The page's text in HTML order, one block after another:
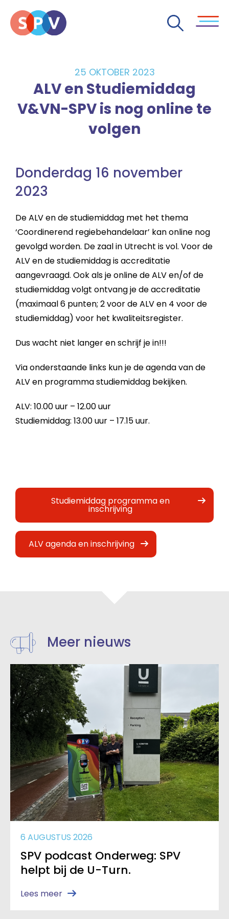
25 OKTOBER 2023
ALV en Studiemiddag
V&VN-SPV is nog online te
volgen
Donderdag 16 november
2023
De ALV en de studiemiddag met het thema
‘Coordinerend regiebehandelaar’ kan online nog
gevolgd worden. De zaal in Utrecht is vol. Voor de
ALV en de studiemiddag is accreditatie
aangevraagd. Ook als je online de ALV en/of de
studiemiddag volgt ontvang je de accreditatie
(maximaal 6 punten; 2 voor de ALV en 4 voor de
studiemiddag) voor het kwaliteitsregister.
Dus wacht niet langer en schrijf je in!!!
Via onderstaande links kun je de agenda van de
ALV en programma studiemiddag bekijken.
ALV: 10.00 uur – 12.00 uur
Studiemiddag: 13.00 uur – 17.15 uur.
Studiemiddag programma en
inschrijving
ALV agenda en inschrijving
Meer nieuws
6 AUGUSTUS 2026
SPV podcast Onderweg: SPV
helpt bij de U-Turn.
Lees meer